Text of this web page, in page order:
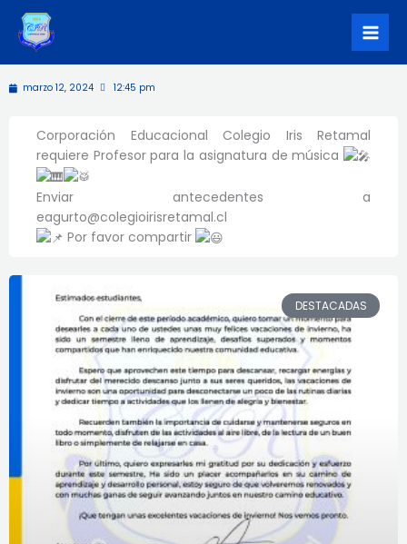
contenido
Oportunidad Laboral: Docente
de Música
marzo 12, 2024 12:45 pm
Corporación Educacional Colegio Iris Retamal
requiere Profesor para la asignatura de música
Enviar antecedentes a
eagurto@colegioirisretamal.cl
Por favor compartir
DESTACADAS